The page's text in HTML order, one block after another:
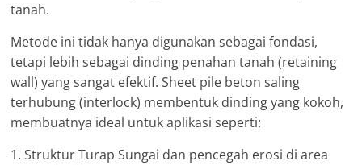
tanah.
Metode ini tidak hanya digunakan sebagai fondasi,
tetapi lebih sebagai dinding penahan tanah (retaining
wall) yang sangat efektif. Sheet pile beton saling
terhubung (interlock) membentuk dinding yang kokoh,
membuatnya ideal untuk aplikasi seperti:
1. Struktur Turap Sungai dan pencegah erosi di area